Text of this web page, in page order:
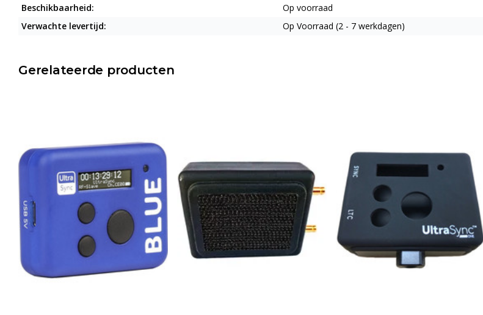
Beschikbaarheid:
Op voorraad
Verwachte levertijd:
Op Voorraad (2 - 7 werkdagen)
Gerelateerde producten